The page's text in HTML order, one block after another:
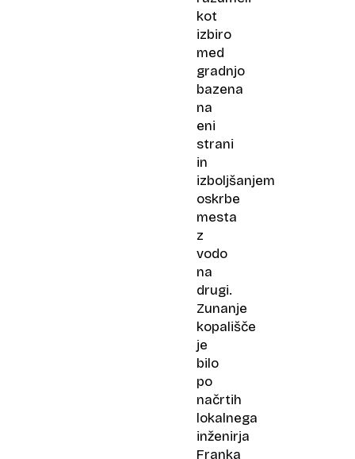
kot
izbiro
med
gradnjo
bazena
na
eni
strani
in
izboljšanjem
oskrbe
mesta
z
vodo
na
drugi.
Zunanje
kopališče
je
bilo
po
načrtih
lokalnega
inženirja
Franka